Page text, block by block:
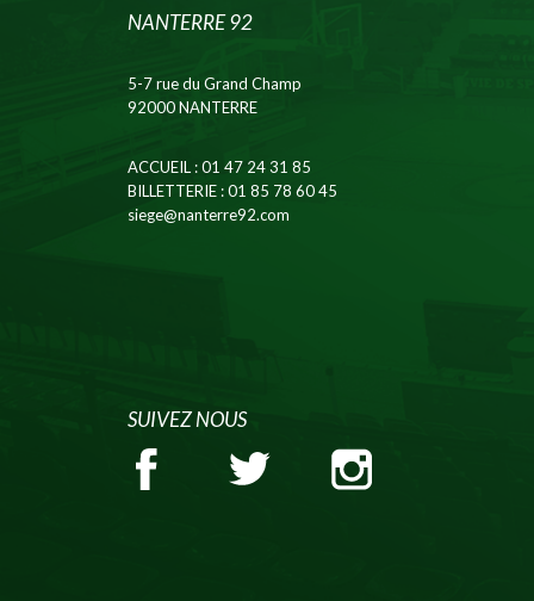
NANTERRE 92
5-7 rue du Grand Champ
92000 NANTERRE
ACCUEIL: 01 47 24 31 85
BILLETTERIE: 01 85 78 60 45
siege@nanterre92.com
SUIVEZ NOUS